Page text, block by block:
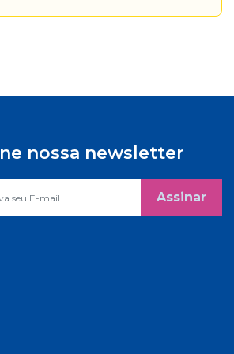
nossa newsletter
Assinar